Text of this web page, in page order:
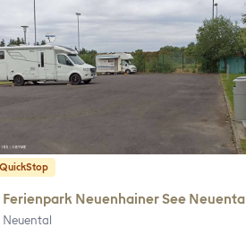
QuickStop
Ferienpark Neuenhainer See Neuental
Neuental